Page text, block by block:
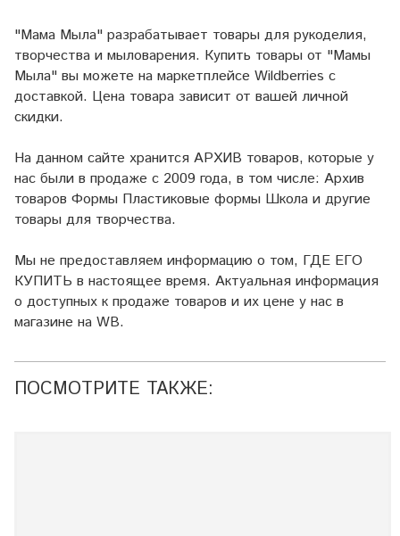
"Мама Мыла" разрабатывает товары для рукоделия,
творчества и мыловарения. Купить товары от "Мамы
Мыла" вы можете на маркетплейсе Wildberries с
доставкой. Цена товара зависит от вашей личной
скидки.
На данном сайте хранится АРХИВ товаров, которые у
нас были в продаже с 2009 года, в том числе: Архив
товаров Формы Пластиковые формы Школа и другие
товары для творчества.
Мы не предоставляем информацию о том, ГДЕ ЕГО
КУПИТЬ в настоящее время. Актуальная информация
о доступных к продаже товаров и их цене у нас в
магазине на WB.
ПОСМОТРИТЕ ТАКЖЕ: